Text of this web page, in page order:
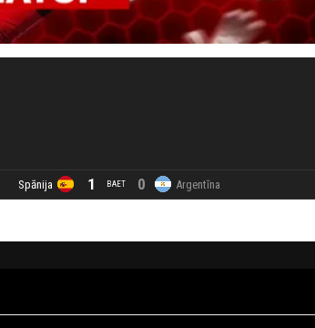
Spānija 1 BAET 0 0 FT 0
Argentīna